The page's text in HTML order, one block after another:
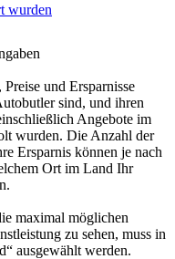
wurden
und Ersparnisse
sind, und ihren
Angebote im
wurden. Die Anzahl der
Ersparnis können je nach
Ort im Land Ihr
maximal möglichen
zu sehen, muss in
ausgewählt werden.